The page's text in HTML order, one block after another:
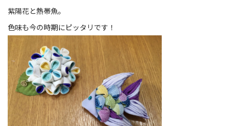
紫陽花と熱帯魚。
色味も今の時期にピッタリです！